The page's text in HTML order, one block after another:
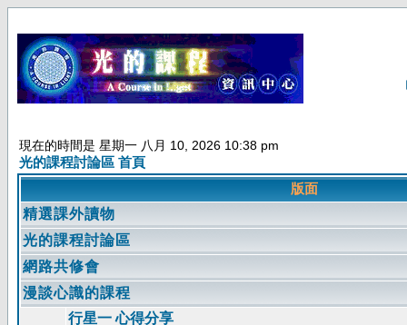
現在的時間是 星期一 八月 10, 2026 10:38 pm
光的課程討論區 首頁
版面
精選課外讀物
光的課程討論區
網路共修會
漫談心識的課程
行星一 心得分享